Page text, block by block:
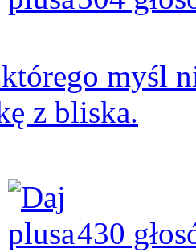
myśl
z bliska.
430